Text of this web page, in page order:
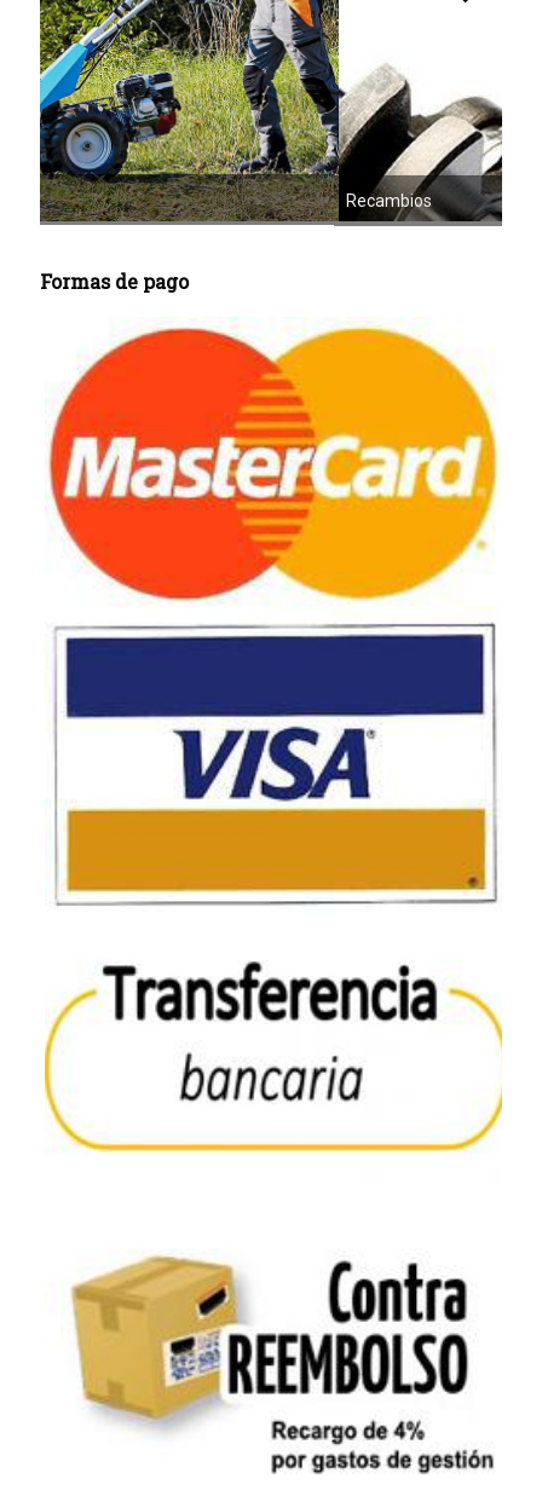
Recambios
Formas de pago